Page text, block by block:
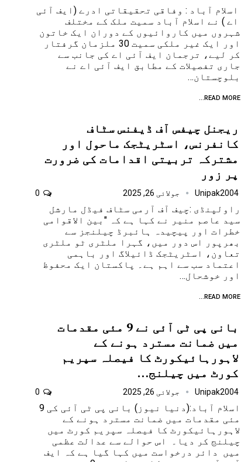
اسلام آباد : وفاقی تحقیقاتی ادرے (ایف آئی
اے ) نے اسلام آباد سمیت ملک کے مختلف
شہروں میں کاروائیوں کے دوران ایک خاتون
اور ایک غیر ملکی سمیت 30 ملزمان گرفتار
کر لیے، ترجمان ایف آئی اے کی جانب سے
جاری تفصیلات کے مطابق ایف آئی اے نے
بلوچستان…
READ MORE...
ریجنل چیفس آف ڈیفنس سٹاف
کانفرنس، اسٹریٹجک ماحول اور
مشترکہ تربیتی اقدامات کی ضرورت
پر زور
Unipak2004 جولائی 26, 2025
راولپنڈی :چیف آف آرمی سٹاف فیڈل مارشل
سید عاصم منیر نے کہا ہے کہ "بین الاقوامی
خطرات اور پیچیدہ ہائبرڈ چیلنجز سے
بھرپور اس دور میں، گہرا ملٹری ٹو ملٹری
تعاون، اسٹریٹجک ڈائیلاگ اور باہمی
اعتماد سب سے اہم ہے۔ پاکستان ایک محفوظ
اور خوشحال…
READ MORE...
بانی پی ٹی آئی نے 9 مئی مقدمات
میں ضمانت مسترد ہونے کے
لاہورہائیکورٹ کا فیصلہ سپریم
کورٹ میں چیلنج…
Unipak2004 جولائی 26, 2025
اسلام آباد:(دنیا نیوز) بانی پی ٹی آئی کی 9
مئی مقدمات میں ضمانت مسترد ہونے کے
لاہورہائیکورٹ کا فیصلہ سپریم کورٹ میں
چیلنج کر دیا۔ اس حوالے سے عدالت عظمی
میں دائر درخواست میں کہا گیا ہے کہ ایف